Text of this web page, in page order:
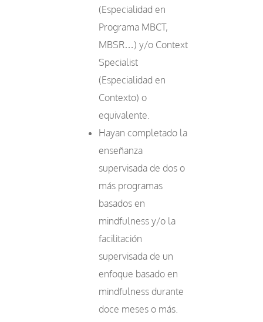
(Especialidad en
Programa MBCT,
MBSR…) y/o Context
Specialist
(Especialidad en
Contexto) o
equivalente.
Hayan completado la
enseñanza
supervisada de dos o
más programas
basados en
mindfulness y/o la
facilitación
supervisada de un
enfoque basado en
mindfulness durante
doce meses o más.